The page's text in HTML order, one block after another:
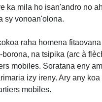
ka mila ho isan'andro no
sy vonoan'olona.
raha homena
borona, na tsipika (arc à
mobiles. Soratana eny
izy ireny. Ary any
mobiles.